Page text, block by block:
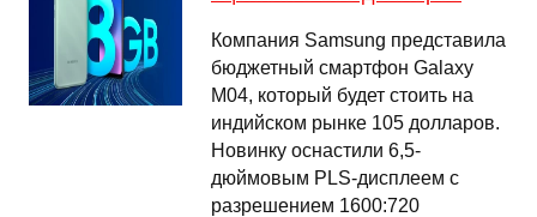
Компания Samsung представила
бюджетный смартфон Galaxy
M04, который будет стоить на
индийском рынке 105 долларов.
Новинку оснастили 6,5-
дюймовым PLS-дисплеем с
разрешением 1600:720